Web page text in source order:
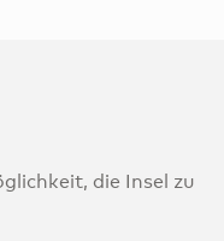
die Insel zu